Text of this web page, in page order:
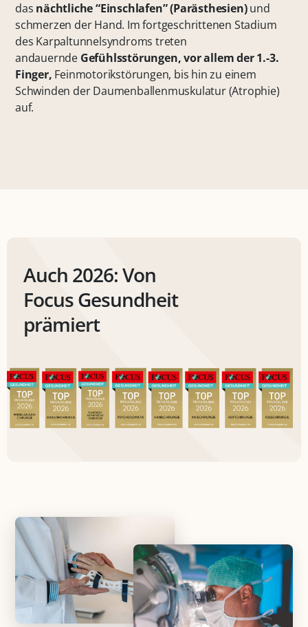
das nächtliche “Einschlafen” (Parästhesien)und
schmerzen der Hand. Im fortgeschrittenen Stadium
des Karpaltunnelsyndroms treten
andauernde Gefühlsstörungen, vor allem der 1.-3.
Finger, Feinmotorikstörungen, bis hin zu einem
Schwinden der Daumenballenmuskulatur (Atrophie)
auf.
Auch 2026: Von
Focus Gesundheit
prämiert